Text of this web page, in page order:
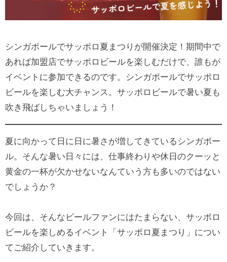
シンガポールでサッポロ夏まつりが開催決定！期間中で
あれば加盟店でサッポロビールを楽しむだけで、誰もが
イベントに参加できるのです。シンガポールでサッポロ
ビールを楽しむ大チャンス。サッポロビールで暑い夏も
吹き飛ばしちゃいましょう！
夏に向かって日に日に暑さが増してきているシンガポー
ル。そんな暑い日々には、仕事終わりや休日のクーッと
黄金の一杯が欠かせないなんていう方も多いのではない
でしょうか？
今回は、そんなビールファンにはたまらない、サッポロ
ビールを楽しめるイベント「サッポロ夏まつり」につい
てご紹介していきます。